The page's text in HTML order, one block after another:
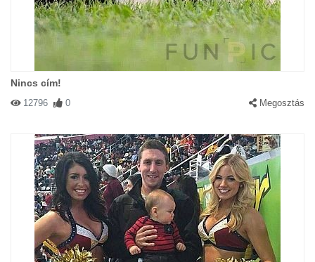
Nincs cím!
12796 0 Megosztás